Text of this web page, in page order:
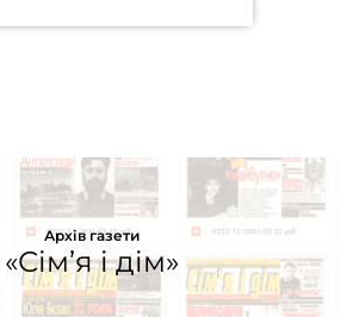
Архів газети
«Сім’я і дім»